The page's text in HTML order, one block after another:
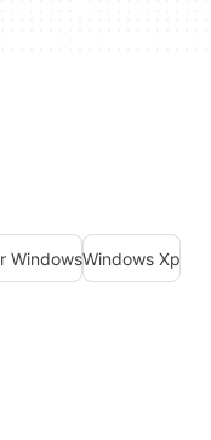
WindowsWindows Xp